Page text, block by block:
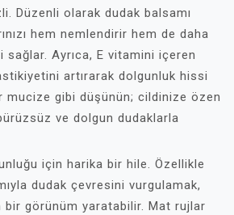
Düzenli olarak dudak balsamı
hem nemlendirir hem de daha
sağlar. Ayrıca, E vitamini içeren
artırarak dolgunluk hissi
mucize gibi düşünün; cildinize özen
ve dolgun dudaklarla
için harika bir hile. Özellikle
dudak çevresini vurgulamak,
bir görünüm yaratabilir. Mat rujlar